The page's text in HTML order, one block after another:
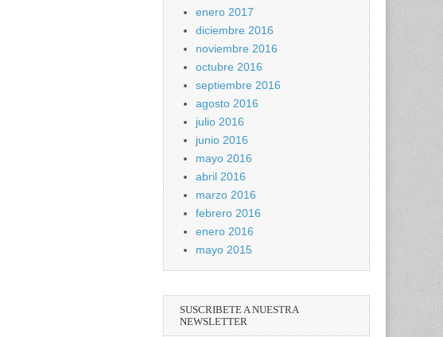
enero 2017
diciembre 2016
noviembre 2016
octubre 2016
septiembre 2016
agosto 2016
julio 2016
junio 2016
mayo 2016
abril 2016
marzo 2016
febrero 2016
enero 2016
mayo 2015
SUSCRIBETE A NUESTRA
NEWSLETTER